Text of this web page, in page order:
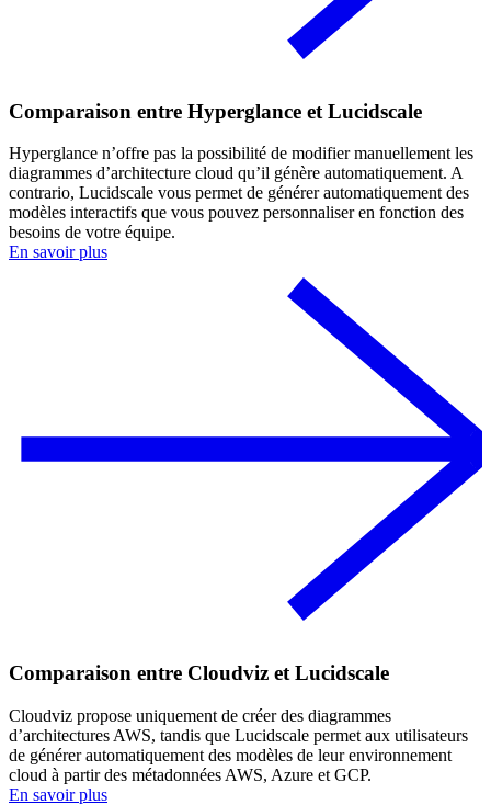
Comparaison entre Hyperglance et Lucidscale
Hyperglance n’offre pas la possibilité de modifier manuellement les
diagrammes d’architecture cloud qu’il génère automatiquement. A
contrario, Lucidscale vous permet de générer automatiquement des
modèles interactifs que vous pouvez personnaliser en fonction des
besoins de votre équipe.
En savoir plus
Comparaison entre Cloudviz et Lucidscale
Cloudviz propose uniquement de créer des diagrammes
d’architectures AWS, tandis que Lucidscale permet aux utilisateurs
de générer automatiquement des modèles de leur environnement
cloud à partir des métadonnées AWS, Azure et GCP.
En savoir plus